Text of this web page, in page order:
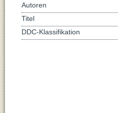
Autoren
Titel
DDC-Klassifikation